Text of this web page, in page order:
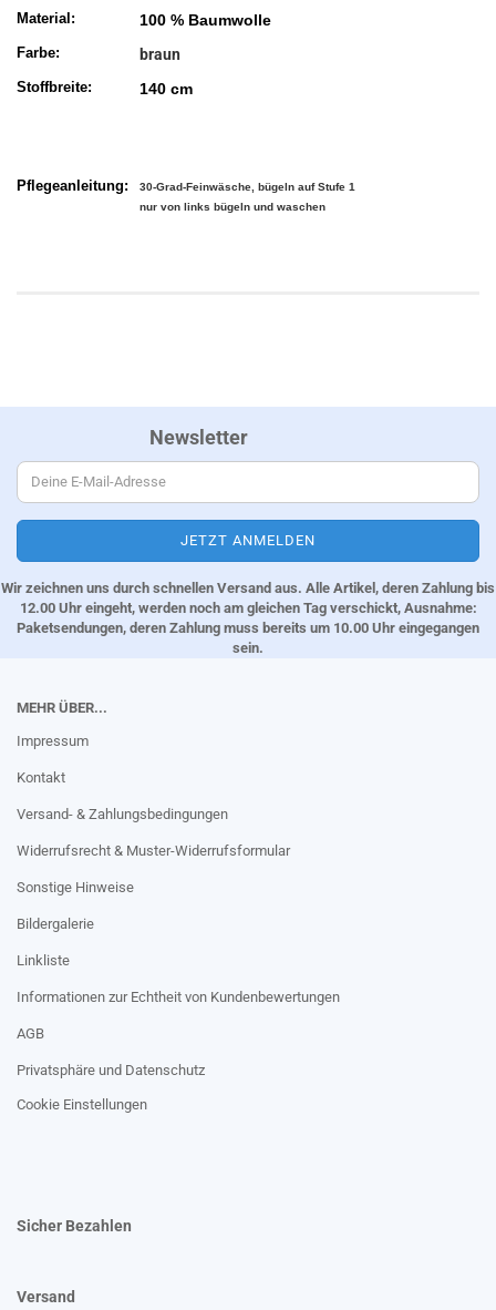
Material: 100 % Baumwolle
Farbe: braun
Stoffbreite: 140 cm
Pflegeanleitung:
30-Grad-Feinwäsche, bügeln auf Stufe 1
nur von links bügeln und waschen
Newsletter
Wir zeichnen uns durch schnellen Versand aus. Alle Artikel, deren Zahlung bis
12.00 Uhr eingeht, werden noch am gleichen Tag verschickt, Ausnahme:
Paketsendungen, deren Zahlung muss bereits um 10.00 Uhr eingegangen
sein.
MEHR ÜBER...
Impressum
Kontakt
Versand- & Zahlungsbedingungen
Widerrufsrecht & Muster-Widerrufsformular
Sonstige Hinweise
Bildergalerie
Linkliste
Informationen zur Echtheit von Kundenbewertungen
AGB
Privatsphäre und Datenschutz
Cookie Einstellungen
Sicher Bezahlen
Versand